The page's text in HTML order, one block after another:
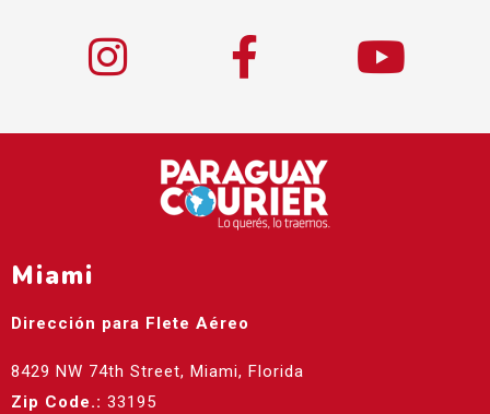
Miami
Dirección para Flete Aéreo
8429 NW 74th Street, Miami, Florida
Zip Code.: 33195